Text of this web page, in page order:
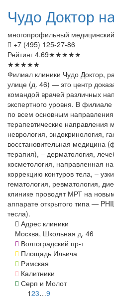
Чудо Доктор
многопрофильный
+7 (495) 125-27-86
Рейтинг 4.69★★★★★
★★★★★
Филиал клиники Чудо Доктор,
улице (д. 46) — это центр
командой врачей различных
экспертного уровня. В
по всем основным
терапевтические направления
неврология, эндокринология,
восстановительная медицина
терапия), – дерматология,
косметология, направленная
коррекцию контуров тела, –
гематология, ревматология,
клинике проводят МРТ на
аппарате открытого типа —
тесла).
Адрес клиники
Москва, Школьная д. 46
Волгоградский пр-т
Площадь Ильича
Римская
Калитники
Серп и Молот
123…9